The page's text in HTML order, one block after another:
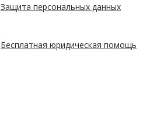
Защита персональных данных
Бесплатная юридическая помощь